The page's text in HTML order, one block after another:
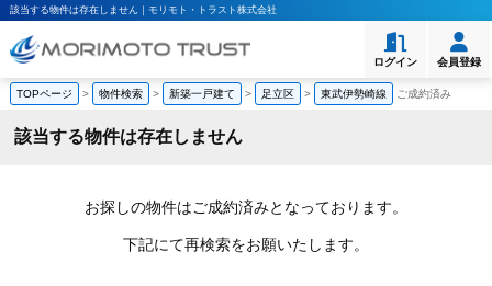
該当する物件は存在しません｜モリモト・トラスト株式会社
ログイン 会員登録
TOPページ > 物件検索 > 新築一戸建て > 足立区 > 東武伊勢崎線 ご成約済み
該当する物件は存在しません
お探しの物件はご成約済みとなっております。
下記にて再検索をお願いたします。